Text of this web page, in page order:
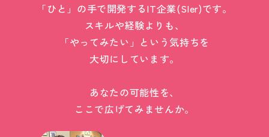
「ひと」の手で開発するIT企業(SIer)です。
スキルや経験よりも、
「やってみたい」という気持ちを
大切にしています。
あなたの可能性を、
ここで広げてみませんか。